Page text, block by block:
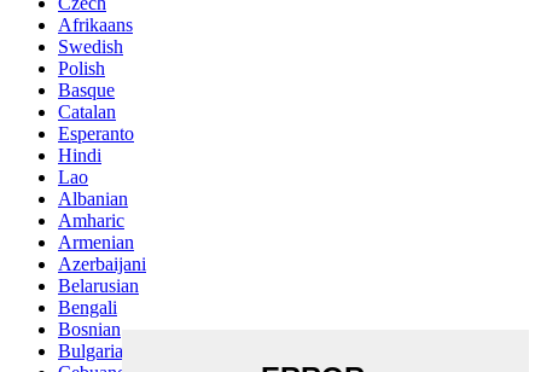
Afrikaans
Swedish
Polish
Basque
Catalan
Esperanto
Hindi
Lao
Albanian
Amharic
Armenian
Azerbaijani
Belarusian
Bengali
Bosnian
Bulgarian